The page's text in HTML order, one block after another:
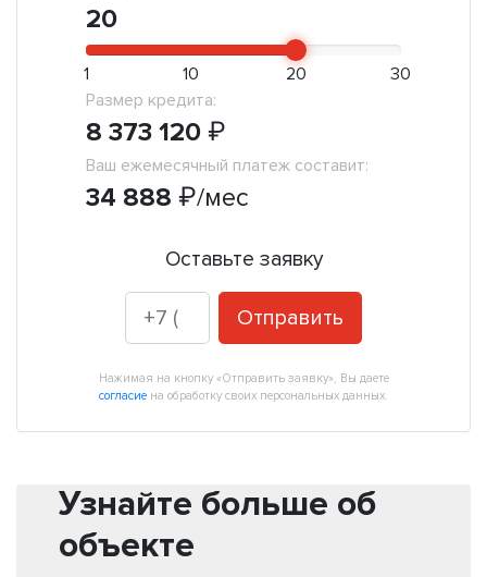
20
1 10 20
30
Размер кредита:
8 373 120 ₽
Ваш ежемесячный платеж составит:
34 888 ₽/мес
Оставьте заявку
Отправить
Нажимая на кнопку «Отправить заявку», Вы даете
согласие на обработку своих персональных данных.
Узнайте больше об
объекте